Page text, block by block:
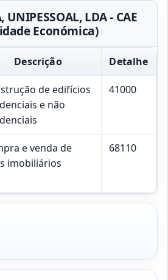
UNIPESSOAL, LDA - CAE
Económica)
Descrição Detalhe
de edifícios
e não
41000
e venda de
imobiliários
68110